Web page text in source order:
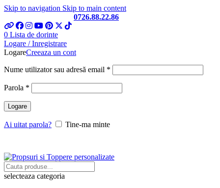
Skip to navigation Skip to main content
0726.88.22.86
0 Lista de dorinte
Logare / Inregistrare
LogareCreeaza un cont
Nume utilizator sau adresă email *
Parola *
Logare
Ai uitat parola? Tine-ma minte
selecteaza categoria